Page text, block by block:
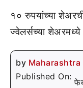
१० रुपयांच्या
ज्वेलर्सच्या
by Maharashtra
Published On: